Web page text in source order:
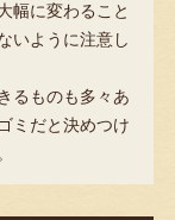
幅に変わること
いように注意し
るものも多々あ
ミだと決めつけ